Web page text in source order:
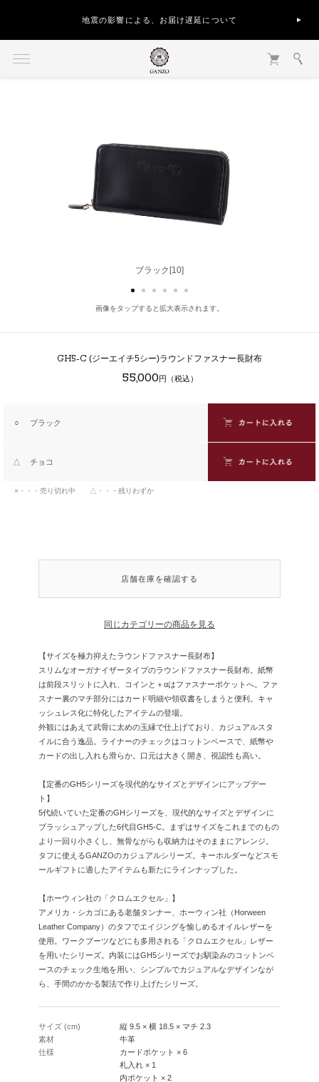
地震の影響による、お届け遅延について
ブラック[10]
チョコ[56]
画像をタップすると拡大表示されます。
GH5-C (ジーエイチ5シー)ラウンドファスナー長財布
55,000円（税込）
○ ブラック
△ チョコ
×・・・売り切れ中 △・・・残りわずか
店舗在庫を確認する
同じカテゴリーの商品を見る
【サイズを極力抑えたラウンドファスナー長財布】
スリムなオーガナイザータイプのラウンドファスナー長財布。紙幣
は前段スリットに入れ、コインと＋αはファスナーポケットへ。ファ
スナー裏のマチ部分にはカード明細や領収書をしまうと便利。キャ
ッシュレス化に特化したアイテムの登場。
外観にはあえて武骨に太めの玉縁で仕上げており、カジュアルスタ
イルに合う逸品。ライナーのチェックはコットンベースで、紙幣や
カードの出し入れも滑らか。口元は大きく開き、視認性も高い。
【定番のGH5シリーズを現代的なサイズとデザインにアップデー
ト】
5代続いていた定番のGHシリーズを、現代的なサイズとデザインに
ブラッシュアップした6代目GH5-C。まずはサイズをこれまでのもの
より一回り小さくし、無骨ながらも収納力はそのままにアレンジ。
タフに使えるGANZOのカジュアルシリーズ。キーホルダーなどスモ
ールギフトに適したアイテムも新たにラインナップした。
【ホーウィン社の「クロムエクセル」】
アメリカ・シカゴにある老舗タンナー、ホーウィン社（Horween
Leather Company）のタフでエイジングを愉しめるオイルレザーを
使用。ワークブーツなどにも多用される「クロムエクセル」レザー
を用いたシリーズ。内装にはGH5シリーズでお馴染みのコットンベ
ースのチェック生地を用い、シンプルでカジュアルなデザインなが
ら、手間のかかる製法で作り上げたシリーズ。
サイズ (cm)
縦 9.5 × 横 18.5 × マチ 2.3
素材
牛革
仕様
カードポケット × 6
札入れ × 1
内ポケット × 2